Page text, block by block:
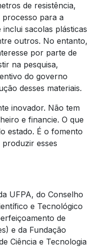
de resistência,
para a
sacolas plásticas
outros. No entanto,
por parte de
na pesquisa,
do governo
desses materiais.
inovador. Não tem
e financie. O que
estado. É o fomento
produzir esses
UFPA, do Conselho
e Tecnológico
de
e da Fundação
Ciência e Tecnologia